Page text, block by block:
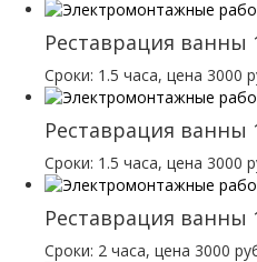
Реставрация ванны
Сроки: 1.5 часа, цена 3000
Реставрация ванны
Сроки: 1.5 часа, цена 3000
Реставрация ванны
Сроки: 2 часа, цена 3000